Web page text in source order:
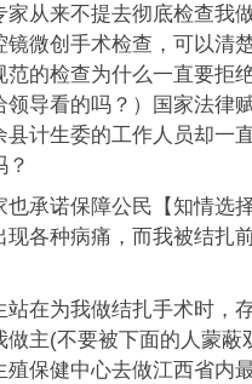
从来不提去彻底检查我
微创手术检查，可以清
的检查为什么一直要拒
领导看的吗？）国家法律
计生委的工作人员却一
？
承诺保障公民【知情选
各种病痛，而我被结扎
在为我做结扎手术时，
主(不要被下面的人蒙蔽
保健中心去做江西省内